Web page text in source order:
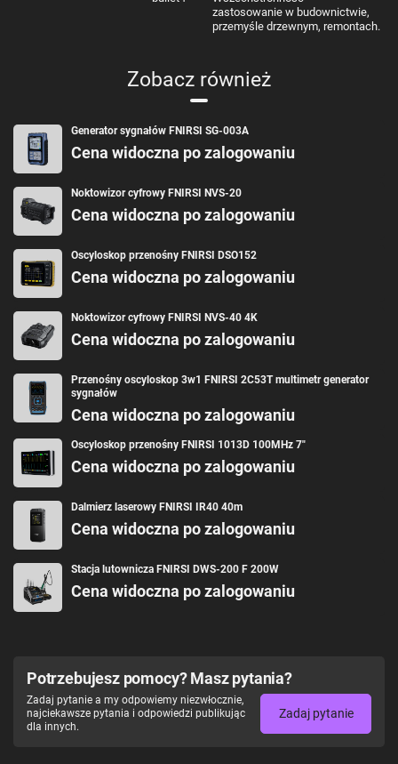
zastosowanie w budownictwie,
przemyśle drzewnym, remontach.
Zobacz również
Generator sygnałów FNIRSI SG-003A
Cena widoczna po zalogowaniu
Noktowizor cyfrowy FNIRSI NVS-20
Cena widoczna po zalogowaniu
Oscyloskop przenośny FNIRSI DSO152
Cena widoczna po zalogowaniu
Noktowizor cyfrowy FNIRSI NVS-40 4K
Cena widoczna po zalogowaniu
Przenośny oscyloskop 3w1 FNIRSI 2C53T multimetr generator
sygnałów
Cena widoczna po zalogowaniu
Oscyloskop przenośny FNIRSI 1013D 100MHz 7"
Cena widoczna po zalogowaniu
Dalmierz laserowy FNIRSI IR40 40m
Cena widoczna po zalogowaniu
Stacja lutownicza FNIRSI DWS-200 F 200W
Cena widoczna po zalogowaniu
Potrzebujesz pomocy? Masz pytania?
Zadaj pytanie a my odpowiemy niezwłocznie,
najciekawsze pytania i odpowiedzi publikując
dla innych.
Zadaj pytanie